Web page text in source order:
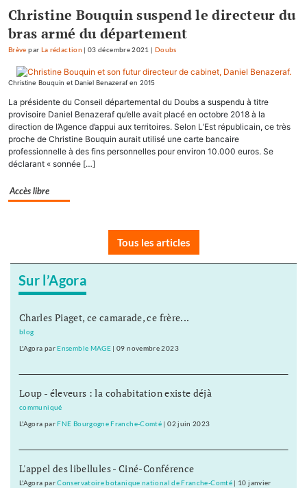
Christine Bouquin suspend le directeur du
bras armé du département
Brève par La rédaction |03 décembre 2021 Doubs
Christine Bouquin et Daniel Benazeraf en 2015
La présidente du Conseil départemental du Doubs a suspendu à titre
provisoire Daniel Benazeraf qu’elle avait placé en octobre 2018 à la
direction de l’Agence d’appui aux territoires. Selon L’Est républicain, ce très
proche de Christine Bouquin aurait utilisé une carte bancaire
professionnelle à des fins personnelles pour environ 10.000 euros. Se
déclarant « sonnée […]
Accès libre
Tous les articles
Sur l’Agora
Charles Piaget, ce camarade, ce frère...
blog
L'Agora parEnsemble MAGE |09 novembre 2023
Loup - éleveurs : la cohabitation existe déjà
communiqué
L'Agora parFNE Bourgogne Franche-Comté |02 juin 2023
L'appel des libellules - Ciné-Conférence
L'Agora parConservatoire botanique national de Franche-Comté| 10 janvier